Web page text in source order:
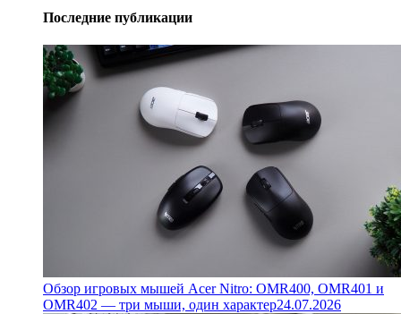
Последние публикации
Обзор игровых мышей Acer Nitro: OMR400, OMR401 и
OMR402 — три мыши, один характер24.07.2026